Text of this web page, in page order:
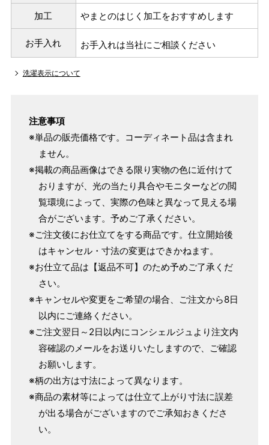
パターンオーダー（弊社規定のS～LLサイズより、身長・
ヒップを目安にサイズをお選びいただく）
マイサイズでお仕立て（お客様の希望サイズでお仕立て）
店舗で採寸（お近くの店舗でスタッフが採寸）
加工 やまとのはじく加工をおすすめします
お手入れ お手入れは当社にご相談ください
洗濯表示について
注意事項
※単品の販売価格です。コーディネート品は含まれ
ません。
※掲載の商品画像はできる限り実物の色に近付けて
おりますが、光の当たり具合やモニターなどの閲
覧環境によって、実際の色味と異なって見える場
合がございます。予めご了承ください。
※ご注文後にお仕立てをする商品です。仕立開始後
はキャンセル・寸法の変更はできかねます。
※お仕立て品は【返品不可】のため予めご了承くだ
さい。
※キャンセルや変更をご希望の場合、ご注文から8日
以内にご連絡ください。
※ご注文翌日～2日以内にコンシェルジュより注文内
容確認のメールをお送りいたしますので、ご確認
お願いします。
※柄の出方は寸法によって異なります。
※商品の素材等によっては仕立て上がり寸法に誤差
が出る場合がございますのでご承知おきくださ
い。